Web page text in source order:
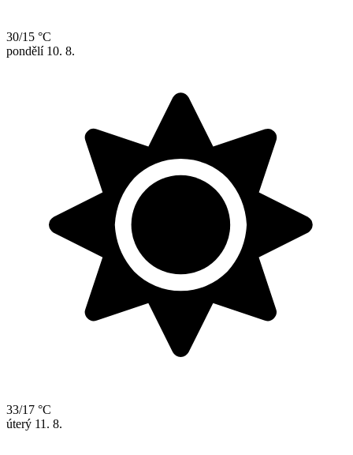
30/15 °C
pondělí 10. 8.
33/17 °C
úterý 11. 8.